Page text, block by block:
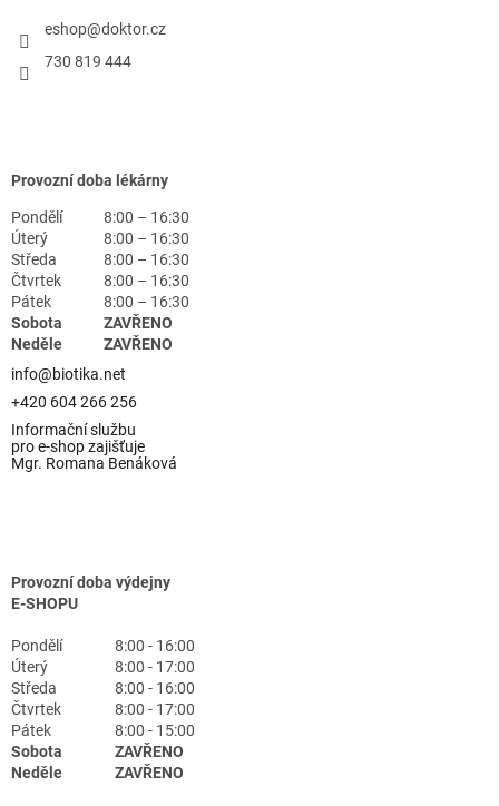
eshop@doktor.cz
730 819 444
Provozní doba lékárny
Pondělí
8:00 – 16:30
Úterý
8:00 – 16:30
Středa
8:00 – 16:30
Čtvrtek
8:00 – 16:30
Pátek
8:00 – 16:30
Sobota
ZAVŘENO
Neděle
ZAVŘENO
info@biotika.net
+420 604 266 256
Informační službu
pro e-shop zajišťuje
Mgr. Romana Benáková
Provozní doba výdejny
E-SHOPU
Pondělí
8:00 - 16:00
Úterý
8:00 - 17:00
Středa
8:00 - 16:00
Čtvrtek
8:00 - 17:00
Pátek
8:00 - 15:00
Sobota
ZAVŘENO
Neděle
ZAVŘENO